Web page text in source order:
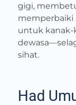
gigi,
memperbaiki
untuk kanak-
sihat.
Had